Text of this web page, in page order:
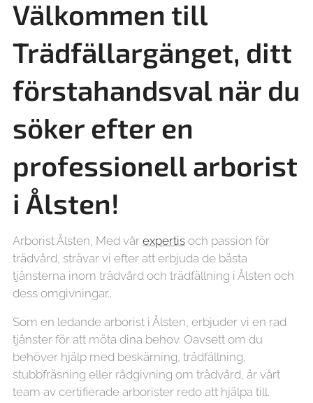
Välkommen till
Trädfällargänget, ditt
förstahandsval när du
söker efter en
professionell arborist
i Ålsten!
Arborist Ålsten, Med vår expertis och passion för
trädvård, strävar vi efter att erbjuda de bästa
tjänsterna inom trädvård och trädfällning i Ålsten och
dess omgivningar..
Som en ledande arborist i Ålsten, erbjuder vi en rad
tjänster för att möta dina behov. Oavsett om du
behöver hjälp med beskärning, trädfällning,
stubbfräsning eller rådgivning om trädvård, är vårt
team av certifierade arborister redo att hjälpa till.